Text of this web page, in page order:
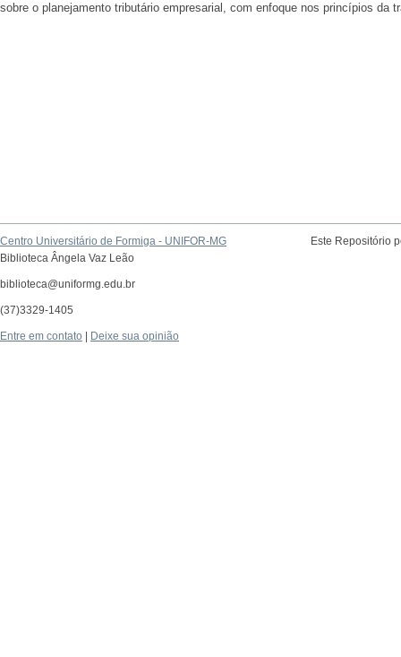
sobre o planejamento tributário empresarial, com enfoque nos princípios da
Centro Universitário de Formiga - UNIFOR-MG
Biblioteca Ângela Vaz Leão
biblioteca@uniformg.edu.br
(37)3329-1405
Este Repositório
Entre em contato Deixe sua opinião